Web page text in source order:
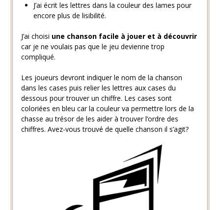
J’ai écrit les lettres dans la couleur des lames pour
encore plus de lisibilité.
J’ai choisi une chanson facile à jouer et à découvrir
car je ne voulais pas que le jeu devienne trop
compliqué.
Les joueurs devront indiquer le nom de la chanson
dans les cases puis relier les lettres aux cases du
dessous pour trouver un chiffre. Les cases sont
coloriées en bleu car la couleur va permettre lors de la
chasse au trésor de les aider à trouver l’ordre des
chiffres. Avez-vous trouvé de quelle chanson il s’agit?